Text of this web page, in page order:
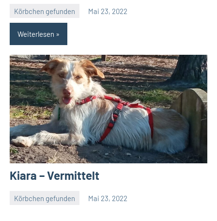
Körbchen gefunden Mai 23, 2022
Weiterlesen
Kiara – Vermittelt
Körbchen gefunden Mai 23, 2022